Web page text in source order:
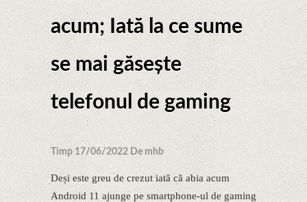
acum; Iată la ce sume
se mai găsește
telefonul de gaming
Timp 17/06/2022 De mhb
Deși este greu de crezut iată că abia acum
Android 11 ajunge pe smartphone-ul de gaming